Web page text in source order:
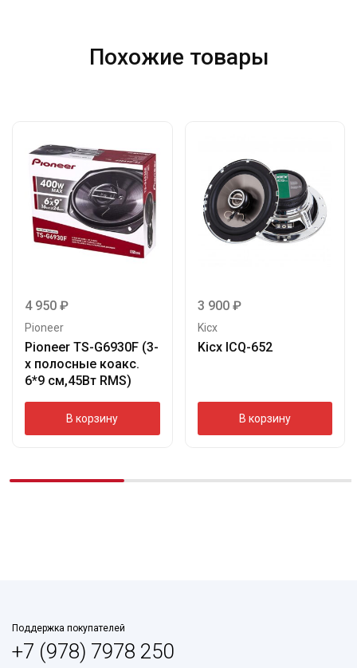
Похожие товары
4 950 ₽
Pioneer
Pioneer TS-G6930F (3-
х полосные коакс.
6*9 см,45Вт RMS)
В корзину
3 900 ₽
Kicx
Kicx ICQ-652
В корзину
Поддержка покупателей
+7 (978) 7978 250